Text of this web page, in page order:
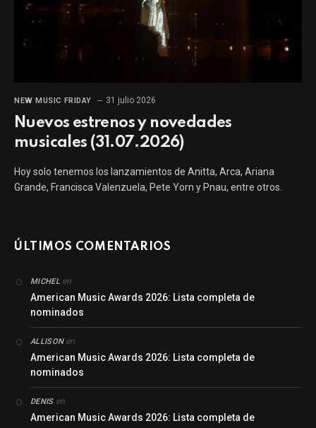
NEW MUSIC FRIDAY 31 julio 2026
Nuevos estrenos y novedades
musicales (31.07.2026)
Hoy solo tenemos los lanzamientos de Anitta, Arca, Ariana
Grande, Francisca Valenzuela, Pete Yorn y Pnau, entre otros.
ÚLTIMOS COMENTARIOS
MICHELen
American Music Awards 2026: Lista completa de
nominados
ALLISONen
American Music Awards 2026: Lista completa de
nominados
DENISen
American Music Awards 2026: Lista completa de